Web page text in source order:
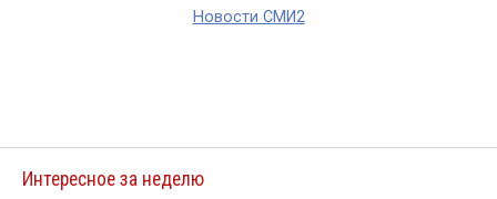
Новости СМИ2
Интересное за неделю